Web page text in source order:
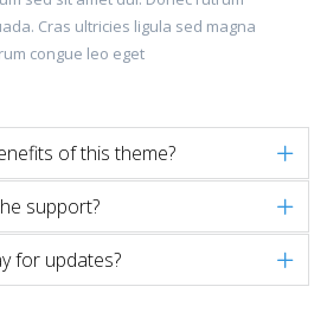
Cras ultricies ligula sed magna
congue leo eget
of this theme?
support?
for updates?